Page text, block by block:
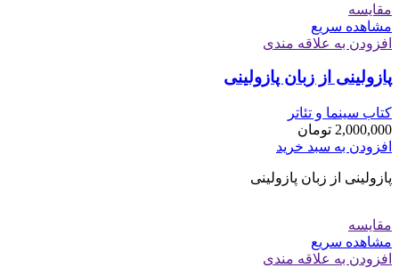
مقایسه
مشاهده سریع
افزودن به علاقه مندی
پازولینی از زبان پازولینی
کتاب سینما و تئاتر
2,000,000 تومان
افزودن به سبد خرید
پازولینی از زبان پازولینی
مقایسه
مشاهده سریع
افزودن به علاقه مندی